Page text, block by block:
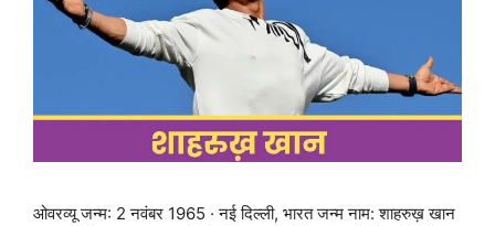
ओवरव्यू जन्म: 2 नवंबर 1965 · नई दिल्ली, भारत जन्म नाम: शाहरुख़ खान